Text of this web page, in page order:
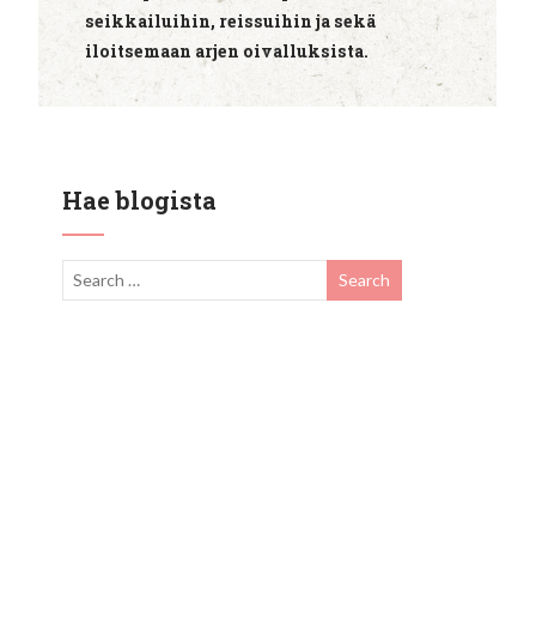
seikkailuihin, reissuihin ja sekä
iloitsemaan arjen oivalluksista.
Hae blogista